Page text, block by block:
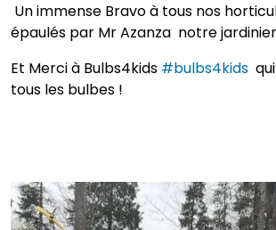
Un immense Bravo à tous nos
épaulés par Mr Azanza notre
Et Merci à Bulbs4kids #bulbs4kids
tous les bulbes !